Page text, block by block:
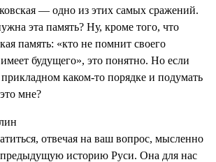
— одно из этих самых сражений.
эта память? Ну, кроме того, что
память: «кто не помнит своего
будущего», это понятно. Но если
прикладном каком-то порядке и подумать
мне?
отвечая на ваш вопрос, мысленно
предыдущую историю Руси. Она для нас